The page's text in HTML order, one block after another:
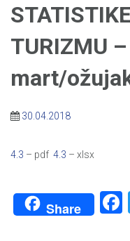
TURIZMU
mart/
30.04.2018
4.3 – pdf 4.3 – xlsx
Share